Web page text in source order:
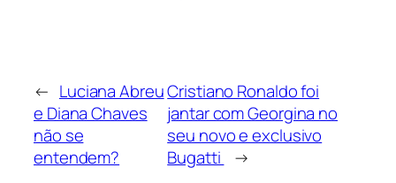
← Luciana Abreu
e Diana Chaves
não se
entendem?
Cristiano Ronaldo foi
jantar com Georgina no
seu novo e exclusivo
Bugatti
→